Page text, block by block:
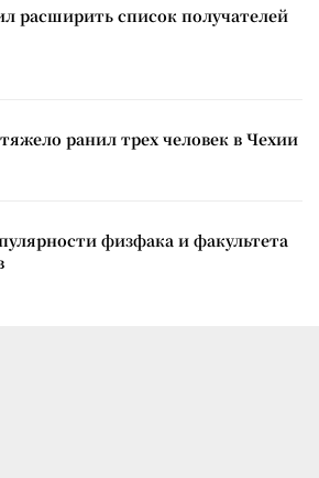
расширить список получателей
ранил трех человек в Чехии
физфака и факультета